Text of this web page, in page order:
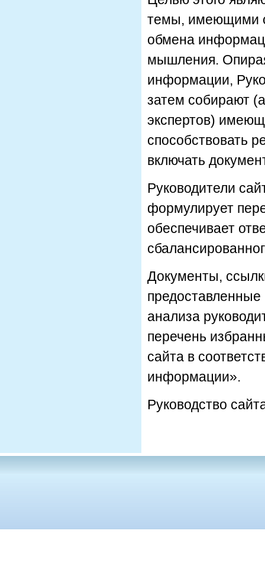
темы, имеющими
обмена
мышления.
информации,
затем собирают
экспертов)
способствовать
включать
Руководители
формулирует
обеспечивает
Документы,
предоставленные
анализа
перечень
сайта в
информации».
Руководство